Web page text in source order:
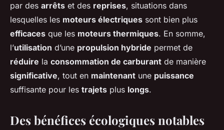
par des arrêts et des reprises, situations dans
lesquelles les moteurs électriques sont bien plus
efficaces que les moteurs thermiques. En somme,
l’utilisation d’une propulsion hybride permet de
réduire la consommation de carburant de manière
significative, tout en maintenant une puissance
suffisante pour les trajets plus longs.
Des bénéfices écologiques notables